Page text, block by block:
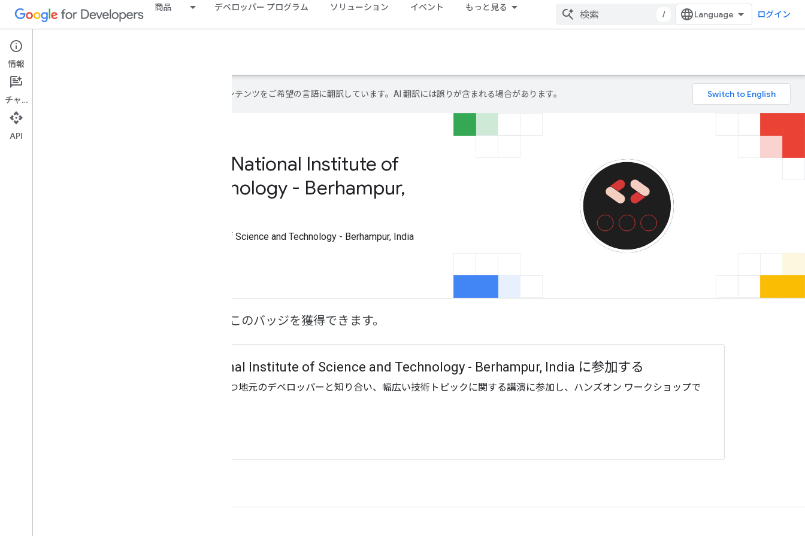
商品 デベロッパー プログラム ソリューション イベント もっと見る
/ ログイン
Google Developer Program
Google は AI 技術を使用して、コンテンツをご希望の言語に翻訳しています。AI 翻訳には誤りが含まれる場合があります。
GDG on Campus National Institute of
Science and Technology - Berhampur,
GDG on Campus National Institute of Science and Technology - Berhampur, India
おめでとうございます。このバッジを獲得できます。
GDG on Campus National Institute of Science and Technology - Berhampur, India に参加する
テクノロジーに同様の関心を持つ地元のデベロッパーと知り合い、幅広い技術トピックに関する講演に参加し、ハンズオン ワークショップで
情報
チャット
API